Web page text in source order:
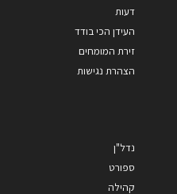
דעות
העידן הכי בודד
זירת המומחים
הצהרת נגישות
נדל"ן
ספורט
קהילה